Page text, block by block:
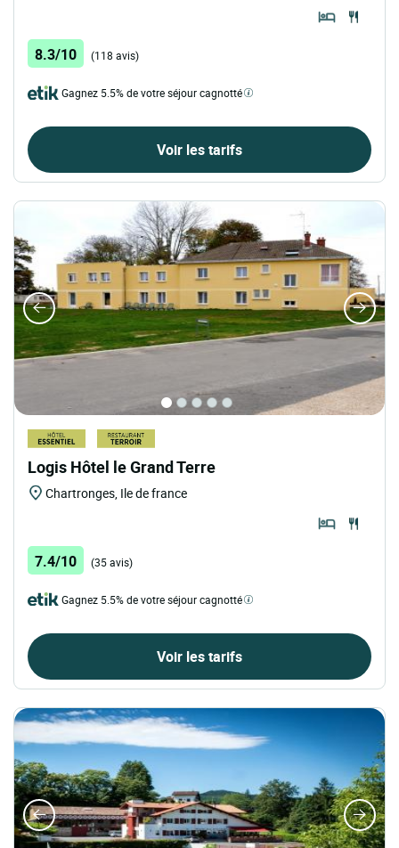
8.3/10 (118 avis)
Gagnez 5.5% de votre séjour cagnotté
Voir les tarifs
Logis Hôtel le Grand Terre
Chartronges, Ile de france
7.4/10 (35 avis)
Gagnez 5.5% de votre séjour cagnotté
Voir les tarifs